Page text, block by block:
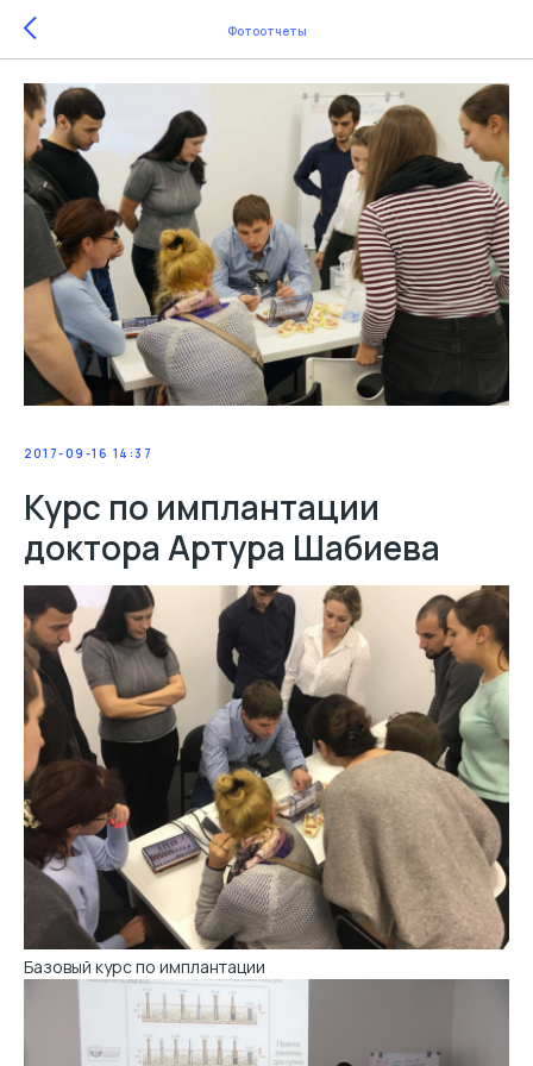
Фотоотчеты
2017-09-16 14:37
Курс по имплантации
доктора Артура Шабиева
Базовый курс по имплантации